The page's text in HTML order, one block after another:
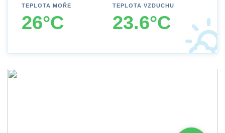
TEPLOTA MOŘE
26°C
TEPLOTA VZDUCHU
23.6°C